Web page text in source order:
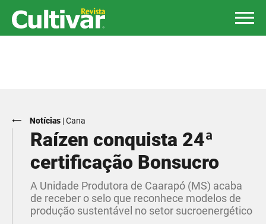
Notícias |Cana
Raízen conquista 24ª
certificação Bonsucro
A Unidade Produtora de Caarapó (MS) acaba
de receber o selo que reconhece modelos de
produção sustentável no setor sucroenergético